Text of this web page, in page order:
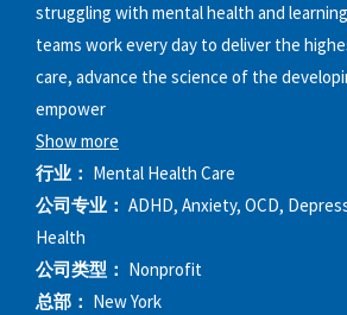
struggling with mental health and
teams work every day to deliver the
care, advance the science of the
empower
Show more
行业： Mental Health Care
公司专业： ADHD, Anxiety, OCD,
Health
公司类型： Nonprofit
总部： New York